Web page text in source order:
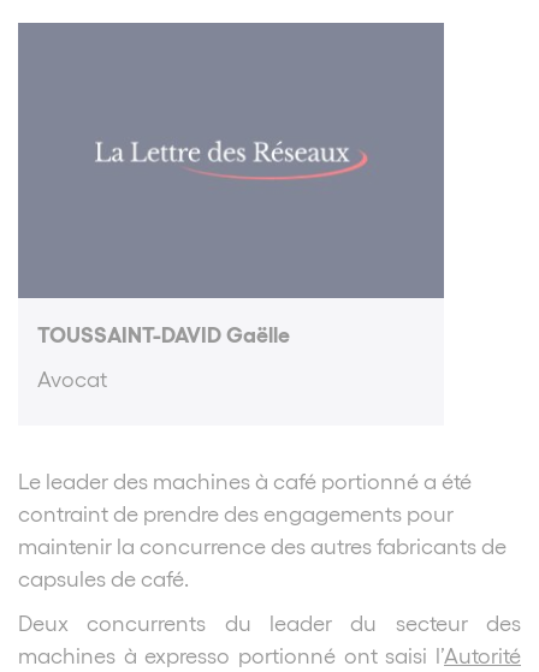
TOUSSAINT-DAVID Gaëlle
Avocat
Le leader des machines à café portionné a été
contraint de prendre des engagements pour
maintenir la concurrence des autres fabricants de
capsules de café.
Deux concurrents du leader du secteur des
machines à expresso portionné ont saisi l’Autorité